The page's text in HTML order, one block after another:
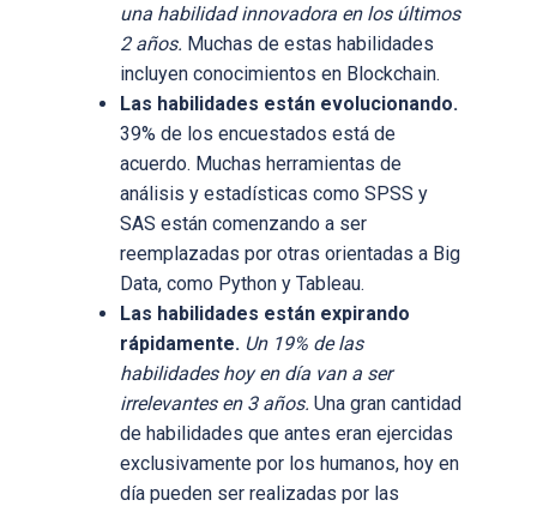
una habilidad innovadora en los últimos
2 años. Muchas de estas habilidades
incluyen conocimientos en Blockchain.
Las habilidades están evolucionando.
39% de los encuestados está de
acuerdo. Muchas herramientas de
análisis y estadísticas como SPSS y
SAS están comenzando a ser
reemplazadas por otras orientadas a Big
Data, como Python y Tableau.
Las habilidades están expirando
rápidamente. Un 19% de las
habilidades hoy en día van a ser
irrelevantes en 3 años. Una gran cantidad
de habilidades que antes eran ejercidas
exclusivamente por los humanos, hoy en
día pueden ser realizadas por las